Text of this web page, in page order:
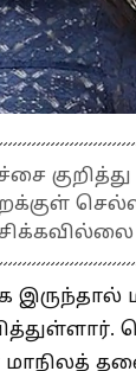
செல்ல
இருந்தால்